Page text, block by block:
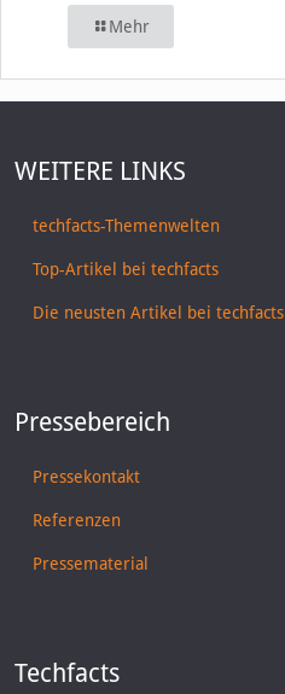
Mehr
WEITERE LINKS
techfacts-Themenwelten
Top-Artikel bei techfacts
Die neusten Artikel bei techfacts
Pressebereich
Pressekontakt
Referenzen
Pressematerial
Techfacts